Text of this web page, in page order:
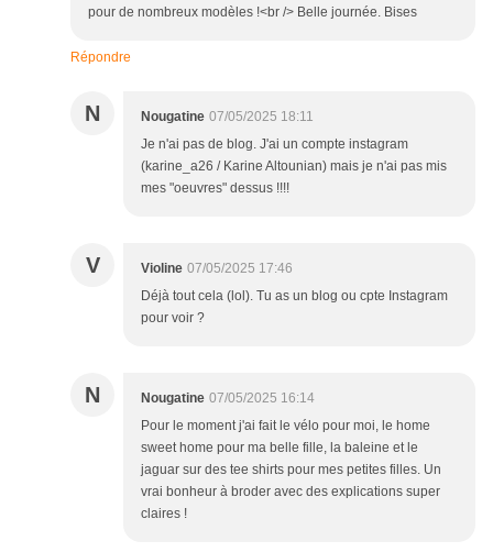
pour de nombreux modèles !<br /> Belle journée. Bises
Répondre
N Nougatine 07/05/2025 18:11
Je n'ai pas de blog. J'ai un compte instagram
(karine_a26 / Karine Altounian) mais je n'ai pas mis
mes "oeuvres" dessus !!!!
V Violine 07/05/2025 17:46
Déjà tout cela (lol). Tu as un blog ou cpte Instagram
pour voir ?
N Nougatine 07/05/2025 16:14
Pour le moment j'ai fait le vélo pour moi, le home
sweet home pour ma belle fille, la baleine et le
jaguar sur des tee shirts pour mes petites filles. Un
vrai bonheur à broder avec des explications super
claires !